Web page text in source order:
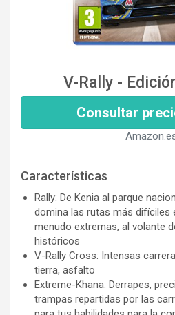
V-Rally -
Consultar
Características
Rally: De Kenia al parque
domina las rutas más difíciles
menudo extremas, al volante
históricos
V-Rally Cross: Intensas
tierra, asfalto
Extreme-Khana: Derrapes,
trampas repartidas por las